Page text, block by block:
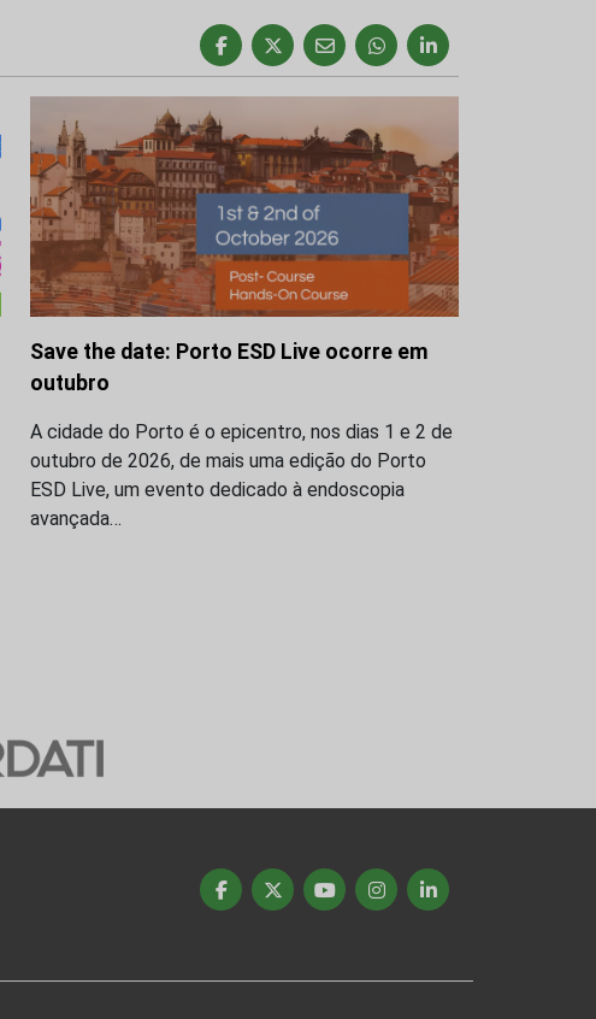
Save the date: Porto ESD Live ocorre em
outubro
A cidade do Porto é o epicentro, nos dias 1 e 2 de
outubro de 2026, de mais uma edição do Porto
ESD Live, um evento dedicado à endoscopia
avançada…